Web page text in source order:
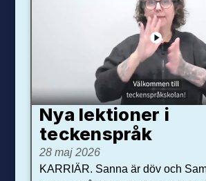
Nya lektioner i
teckenspråk
28 maj 2026
KARRIÄR. Sanna är döv och